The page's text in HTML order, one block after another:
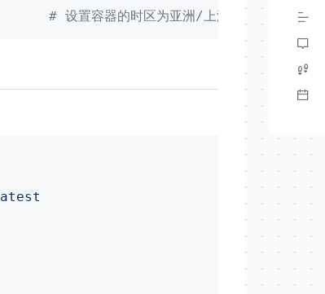
# 设置容器的时区为亚洲/上海